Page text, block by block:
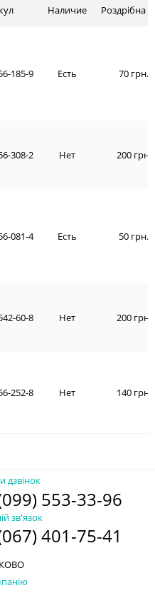
Наличие Роздрібна
185-9 Есть 70 грн.
308-2 Нет 200 грн.
081-4 Есть 50 грн.
60-8 Нет 200 грн.
252-8 Нет 140 грн.
дзвінок
553-33-96
зв'язок
401-75-41